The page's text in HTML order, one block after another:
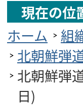
現在の位
ホーム
組
北朝鮮弾
北朝鮮弾
日)